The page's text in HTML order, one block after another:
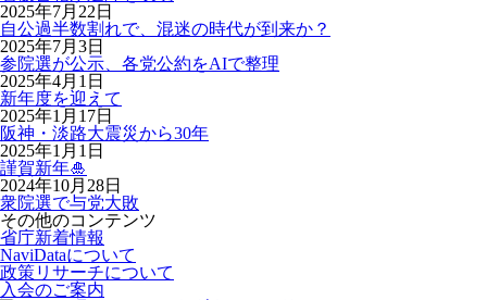
2025年7月22日
自公過半数割れで、混迷の時代が到来か？
2025年7月3日
参院選が公示、各党公約をAIで整理
2025年4月1日
新年度を迎えて
2025年1月17日
阪神・淡路大震災から30年
2025年1月1日
謹賀新年🎍
2024年10月28日
衆院選で与党大敗
その他のコンテンツ
省庁新着情報
NaviDataについて
政策リサーチについて
入会のご案内